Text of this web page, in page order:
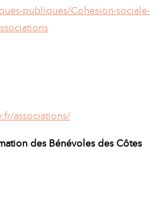
publiques/Cohesion-sociale-
associations/
des Bénévoles des Côtes